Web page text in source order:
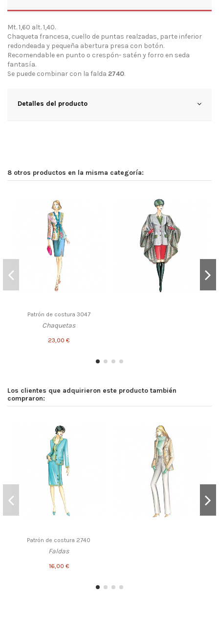
Mt. 1,60 alt. 1,40.
Chaqueta francesa, cuello de puntas realzadas, parte inferior
redondeada y pequeña abertura presa con botón.
Recomendable en punto o crespón- satén y forro en seda
fantasía.
Se puede combinar con la falda 2740.
Detalles del producto
8 otros productos en la misma categoría:
Patrón de costura 3047
Chaquetas
23,00 €
Los clientes que adquirieron este producto también
compraron:
Patrón de costura 2740
Faldas
16,00 €